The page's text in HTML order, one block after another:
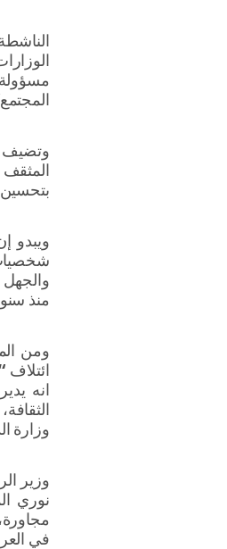
وتضيف
بتحسين
ويبدو
منذ
ومن
ائتلاف
انه
وزارة
وزير
نوري
في